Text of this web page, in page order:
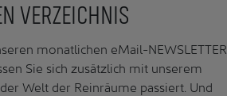
VERZEICHNIS
monatlichen eMail-NEWSLETTER
Sie sich zusätzlich mit unserem
Welt der Reinräume passiert. Und